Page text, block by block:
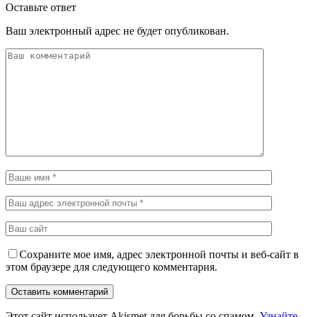
Оставьте ответ
Ваш электронный адрес не будет опубликован.
Сохраните мое имя, адрес электронной почты и веб-сайт в
этом браузере для следующего комментария.